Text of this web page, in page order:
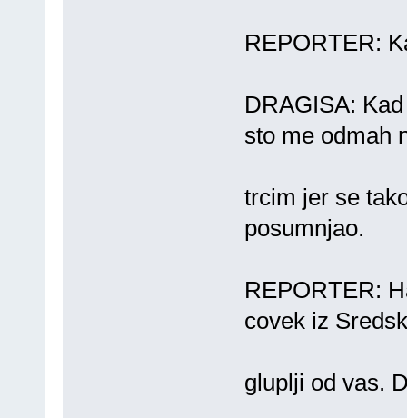
REPORTER:
DRAGISA:
sto me odmah
trcim jer se
posumnjao.
REPORTER:
covek iz
gluplji od vas.